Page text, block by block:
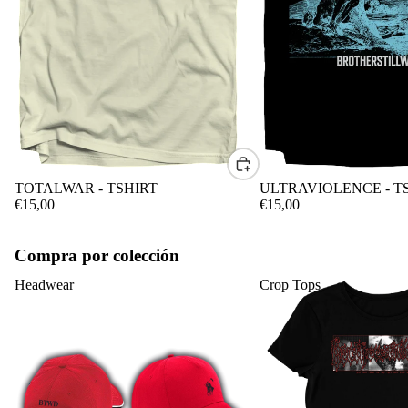
TOTALWAR - TSHIRT
€15,00
ULTRAVIOLENCE -
€15,00
Compra por colección
Headwear Crop Tops